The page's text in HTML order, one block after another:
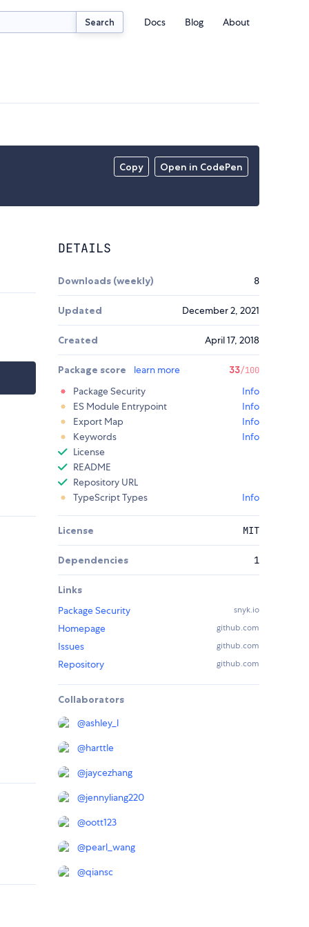
Search Docs Blog About
Copy Open in CodePen
DETAILS
Downloads (weekly) 8
Updated December 2, 2021
Created April 17, 2018
Package score learn more 33/100
Package Security
Info
ES Module Entrypoint
Info
Export Map
Info
Keywords
Info
License
README
Repository URL
TypeScript Types
Info
License MIT
Dependencies 1
Links
Package Security
snyk.io
Homepage github.com
Issues github.com
Repository github.com
Collaborators
@ashley_l
@harttle
@jaycezhang
@jennyliang220
@oott123
@pearl_wang
@qiansc